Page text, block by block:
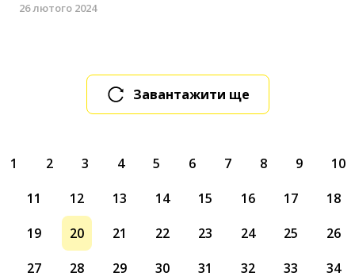
26 лютого 2024
Завантажити ще
1 2 3 4 5 6 7 8 9
10
11
12 13 14 15 16 17
18
19
20 21 22 23 24 25
26
27
28 29 30 31 32 33
34